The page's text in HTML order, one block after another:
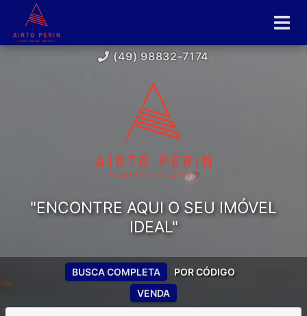
(49) 98832-7174
"ENCONTRE AQUI O SEU IMÓVEL
IDEAL"
VENDA
BUSCA COMPLETA POR CÓDIGO